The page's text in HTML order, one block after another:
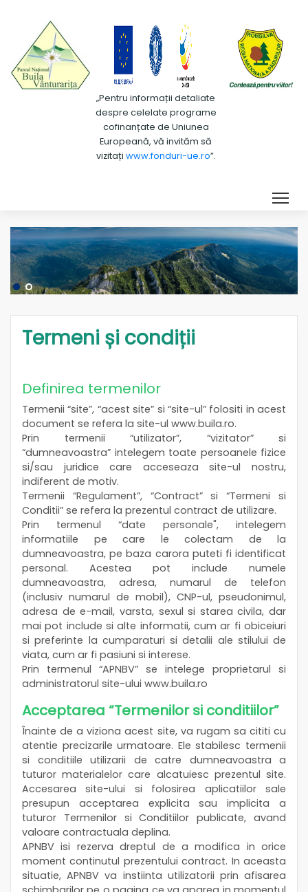
„Pentru informații detaliate
despre celelate programe
cofinanțate de Uniunea
Europeană, vă invităm să
vizitați www.fonduri-ue.ro”.
Termeni și condiții
Definirea termenilor
Termenii “site”, “acest site” si “site-ul” folositi in acest
document se refera la site-ul www.buila.ro.
Prin termenii “utilizator”, “vizitator” si
“dumneavoastra” intelegem toate persoanele fizice
si/sau juridice care acceseaza site-ul nostru,
indiferent de motiv.
Termenii “Regulament”, “Contract” si “Termeni si
Conditii” se refera la prezentul contract de utilizare.
Prin termenul “date personale", intelegem
informatiile pe care le colectam de la
dumneavoastra, pe baza carora puteti fi identificat
personal. Acestea pot include numele
dumneavoastra, adresa, numarul de telefon
(inclusiv numarul de mobil), CNP-ul, pseudonimul,
adresa de e-mail, varsta, sexul si starea civila, dar
mai pot include si alte informatii, cum ar fi obiceiuri
si preferinte la cumparaturi si detalii ale stilului de
viata, cum ar fi pasiuni si interese.
Prin termenul “APNBV” se intelege proprietarul si
administratorul site-ului www.buila.ro
Acceptarea “Termenilor si conditiilor”
Înainte de a viziona acest site, va rugam sa cititi cu
atentie precizarile urmatoare. Ele stabilesc termenii
si conditiile utilizarii de catre dumneavoastra a
tuturor materialelor care alcatuiesc prezentul site.
Accesarea site-ului si folosirea aplicatiilor sale
presupun acceptarea explicita sau implicita a
tuturor Termenilor si Conditiilor publicate, avand
valoare contractuala deplina.
APNBV isi rezerva dreptul de a modifica in orice
moment continutul prezentului contract. In aceasta
situatie, APNBV va instiinta utilizatorii prin afisarea